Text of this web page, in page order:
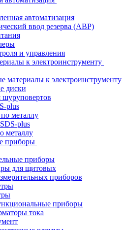
автоматизация
ввод резерва (АВР)
и управления
к электроинструменту
материалы к электроинструменту
диски
plus
металлу
plus
металлу
приборы
приборы
для щитовых
приборов
приборы
тока